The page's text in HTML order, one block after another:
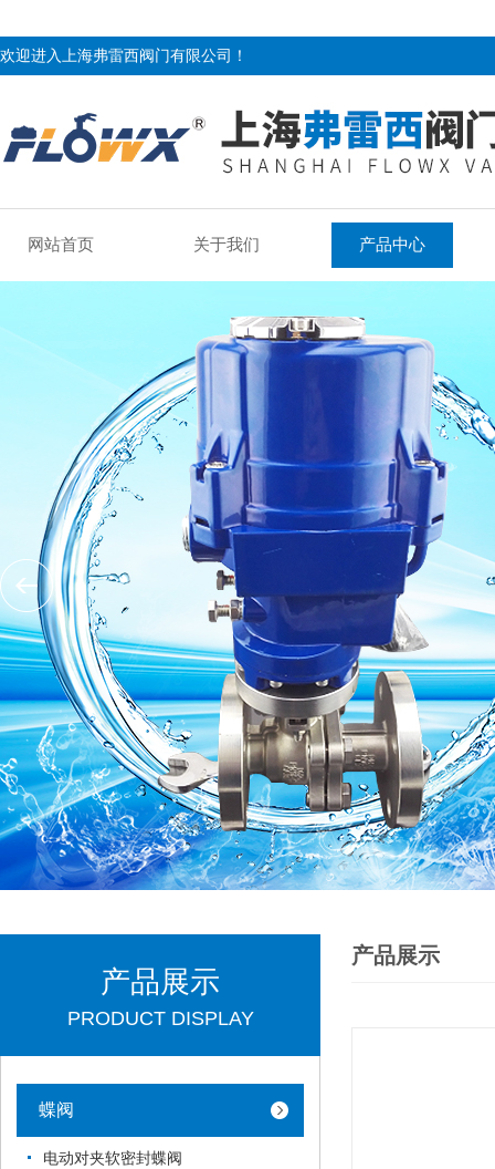
欢迎进入上海弗雷西阀门有限公司！
网站首页 关于我们 产品中心
产品展示
产品展示
PRODUCT DISPLAY
蝶阀
电动对夹软密封蝶阀